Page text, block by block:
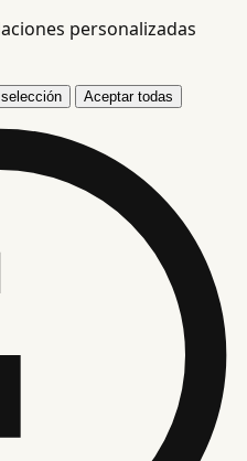
personalizadas
Aceptar todas